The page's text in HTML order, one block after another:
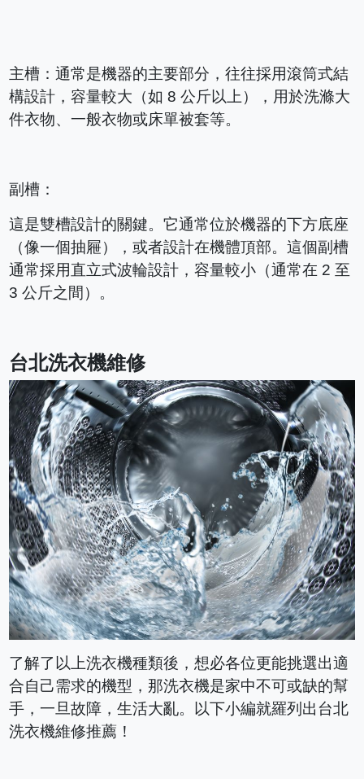
主槽：通常是機器的主要部分，往往採用滾筒式結
構設計，容量較大（如 8 公斤以上），用於洗滌大
件衣物、一般衣物或床單被套等。
副槽：
這是雙槽設計的關鍵。它通常位於機器的下方底座
（像一個抽屜），或者設計在機體頂部。這個副槽
通常採用直立式波輪設計，容量較小（通常在 2 至
3 公斤之間）。
台北洗衣機維修
了解了以上洗衣機種類後，想必各位更能挑選出適
合自己需求的機型，那洗衣機是家中不可或缺的幫
手，一旦故障，生活大亂。以下小編就羅列出台北
洗衣機維修推薦！